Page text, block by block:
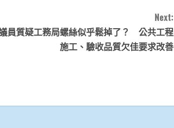
Next:
員質疑工務局螺絲似乎鬆掉了？ 公共工程
施工、驗收品質欠佳要求改善